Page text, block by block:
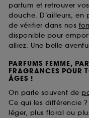
parfum et retrouver
douche. D’ailleurs, en
de vérifier dans nos
disponible pour
alliez. Une belle
PARFUMS FEMME,
FRAGRANCES POUR
ÂGES !
On parle souvent de
Ce qui les différencie
léger, plus floral ou